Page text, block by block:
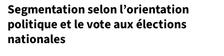
Segmentation selon l’orientation
politique et le vote aux élections
nationales